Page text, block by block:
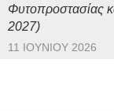
Φυτοπροστασίας
2027)
11 ΙΟΥΝΊΟΥ 2026